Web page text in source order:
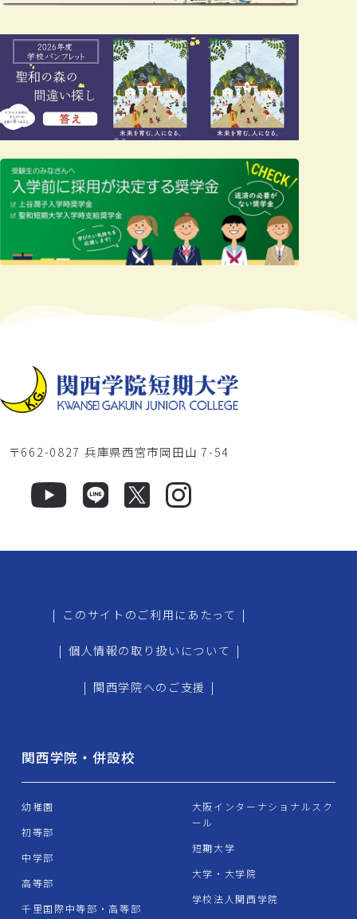
〒662-0827 兵庫県西宮市岡田山 7-54
| このサイトのご利用にあたって |
| 個人情報の取り扱いについて |
| 関西学院へのご支援 |
関西学院・併設校
幼稚園
初等部
中学部
高等部
千里国際中等部・高等部
大阪インターナショナルスク
ール
短期大学
大学・大学院
学校法人関西学院